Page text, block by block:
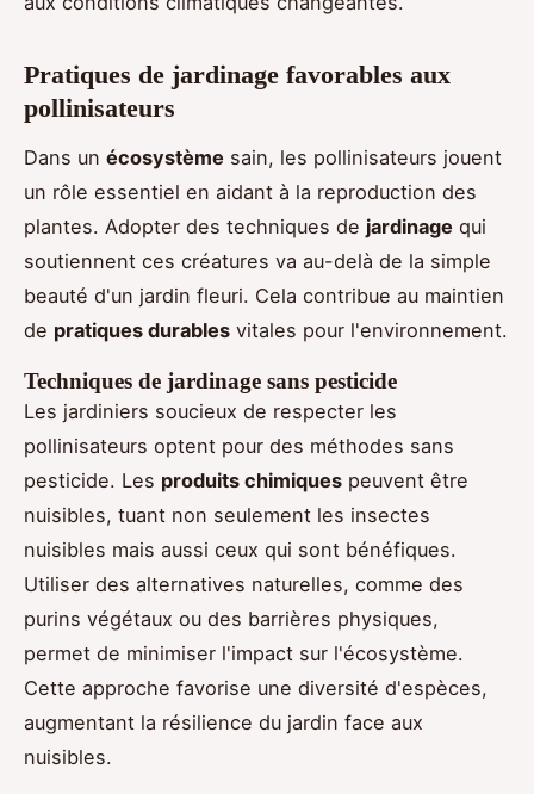
Pratiques de jardinage favorables aux
pollinisateurs
Dans un écosystème sain, les pollinisateurs jouent
un rôle essentiel en aidant à la reproduction des
plantes. Adopter des techniques de jardinage qui
soutiennent ces créatures va au-delà de la simple
beauté d'un jardin fleuri. Cela contribue au maintien
de pratiques durables vitales pour l'environnement.
Techniques de jardinage sans pesticide
Les jardiniers soucieux de respecter les
pollinisateurs optent pour des méthodes sans
pesticide. Les produits chimiques peuvent être
nuisibles, tuant non seulement les insectes
nuisibles mais aussi ceux qui sont bénéfiques.
Utiliser des alternatives naturelles, comme des
purins végétaux ou des barrières physiques,
permet de minimiser l'impact sur l'écosystème.
Cette approche favorise une diversité d'espèces,
augmentant la résilience du jardin face aux
nuisibles.